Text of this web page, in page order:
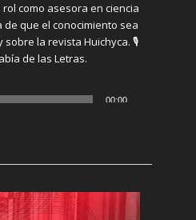
como asesora en ciencia
que el conocimiento sea
sobre la revista Huichyca. 🎙️
de las Letras.
00:00